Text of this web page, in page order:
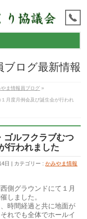
ブログ最新情報
やま情報員ブログ »
月度月例会及び誕生会が行われ
ゴルフクラブむつ
行われました
日 カテゴリー :かみやま情報
側グラウンドにて１月
しました。
時間経過と共に地面が
れでも全体でホールイ